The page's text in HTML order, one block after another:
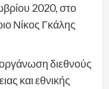
2020, στο
Νίκος Γκάλης
διεθνούς
και εθνικής